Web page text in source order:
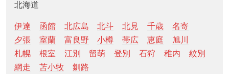
北海道
伊達 函館 北広島 北斗 北見 千歳
名寄
夕張
室蘭 富良野 小樽 帯広 恵庭
旭川
札幌
根室 江別 留萌 登別 石狩 稚内
紋別
網走
苫小牧 釧路